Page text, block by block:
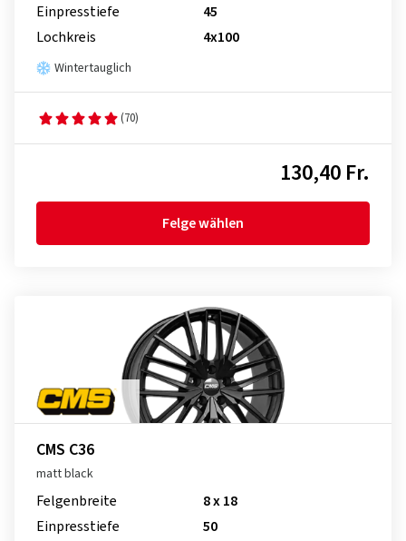
Einpresstiefe
45
Lochkreis
4x100
Wintertauglich
(70)
130,40 Fr.
Felge wählen
CMS C36
matt black
Felgenbreite
8 x 18
Einpresstiefe
50